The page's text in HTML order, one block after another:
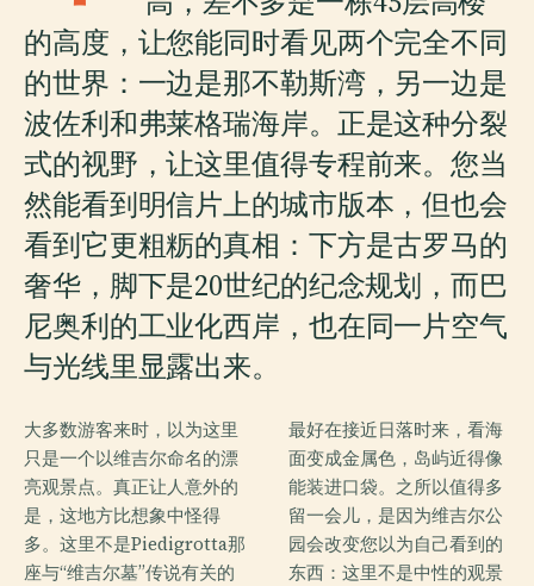
的高度，让您能同时看见两个完全不同
的世界：一边是那不勒斯湾，另一边是
波佐利和弗莱格瑞海岸。正是这种分裂
式的视野，让这里值得专程前来。您当
然能看到明信片上的城市版本，但也会
看到它更粗粝的真相：下方是古罗马的
奢华，脚下是20世纪的纪念规划，而巴
尼奥利的工业化西岸，也在同一片空气
与光线里显露出来。
大多数游客来时，以为这里
只是一个以维吉尔命名的漂
亮观景点。真正让人意外的
是，这地方比想象中怪得
多。这里不是Piedigrotta那
座与“维吉尔墓”传说有关的
最好在接近日落时来，看海
面变成金属色，岛屿近得像
能装进口袋。之所以值得多
留一会儿，是因为维吉尔公
园会改变您以为自己看到的
东西：这里不是中性的观景